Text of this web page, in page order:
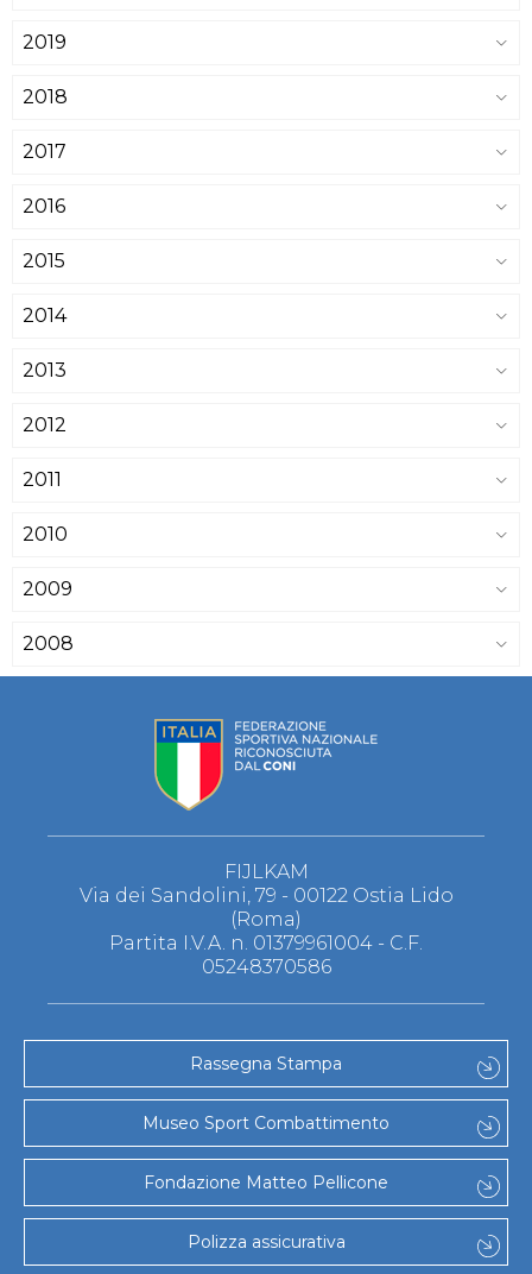
2019
2018
2017
2016
2015
2014
2013
2012
2011
2010
2009
2008
FIJLKAM
Via dei Sandolini, 79 - 00122 Ostia Lido
(Roma)
Partita I.V.A. n. 01379961004 - C.F.
05248370586
Rassegna Stampa
Museo Sport Combattimento
Fondazione Matteo Pellicone
Polizza assicurativa